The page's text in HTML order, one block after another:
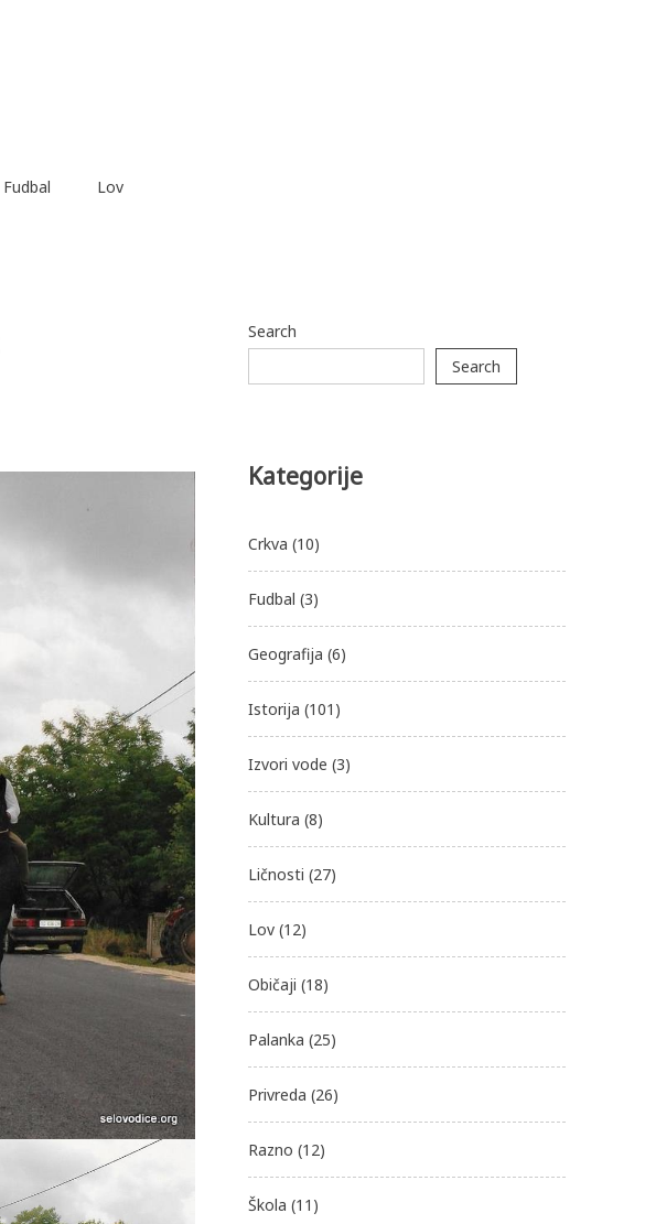
Fudbal Lov
Search
Search
Kategorije
Crkva (10)
Fudbal (3)
Geografija (6)
Istorija (101)
Izvori vode (3)
Kultura (8)
Ličnosti (27)
Lov (12)
Običaji (18)
Palanka (25)
Privreda (26)
Razno (12)
Škola (11)